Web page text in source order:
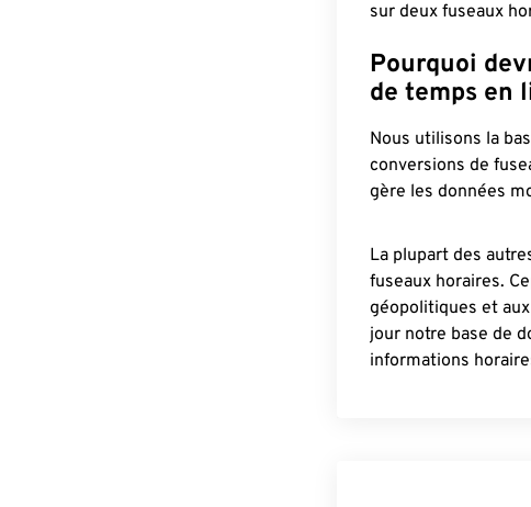
sur deux fuseaux
Pourquoi
de temps en
Nous utilisons la
conversions de
gère les données
La plupart des
fuseaux horaires.
géopolitiques et
jour notre base de
informations